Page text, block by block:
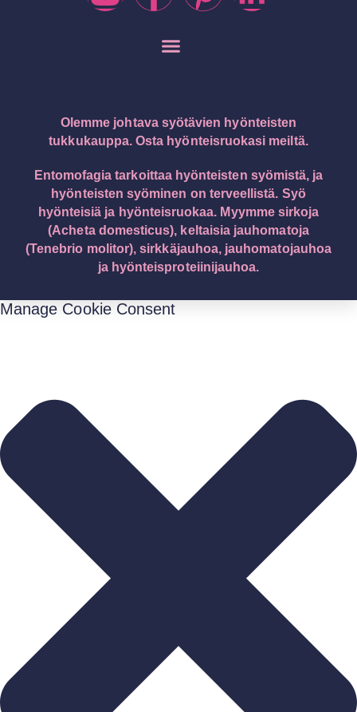
Olemme johtava syötävien hyönteisten
tukkukauppa. Osta hyönteisruokasi meiltä.
Entomofagia tarkoittaa hyönteisten syömistä, ja
hyönteisten syöminen on terveellistä. Syö
hyönteisiä ja hyönteisruokaa. Myymme sirkoja
(Acheta domesticus), keltaisia jauhomatoja
(Tenebrio molitor), sirkkäjauhoa, jauhomatojauhoa
ja hyönteisproteiinijauhoa.
Manage Cookie Consent